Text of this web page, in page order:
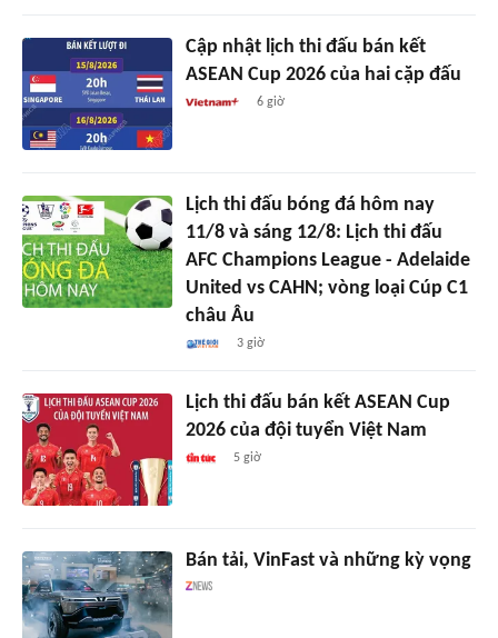
Cập nhật lịch thi đấu bán kết
ASEAN Cup 2026 của hai cặp đấu
6 giờ
Lịch thi đấu bóng đá hôm nay
11/8 và sáng 12/8: Lịch thi đấu
AFC Champions League - Adelaide
United vs CAHN; vòng loại Cúp C1
châu Âu
3 giờ
Lịch thi đấu bán kết ASEAN Cup
2026 của đội tuyển Việt Nam
5 giờ
Bán tải, VinFast và những kỳ vọng